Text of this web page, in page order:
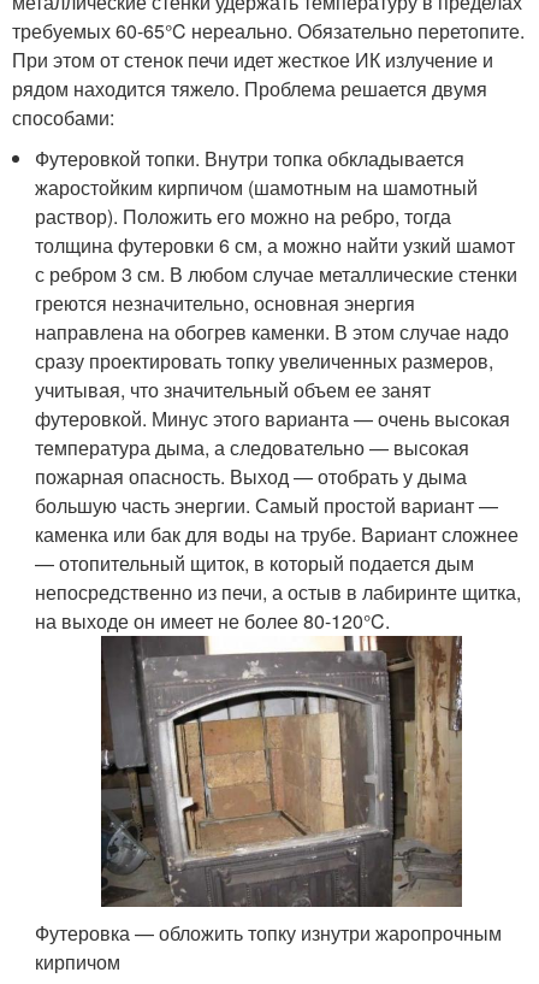
требуемых 60-65°C нереально. Обязательно перетопите.
При этом от стенок печи идет жесткое ИК излучение и
рядом находится тяжело. Проблема решается двумя
способами:
Футеровкой топки. Внутри топка обкладывается
жаростойким кирпичом (шамотным на шамотный
раствор). Положить его можно на ребро, тогда
толщина футеровки 6 см, а можно найти узкий шамот
с ребром 3 см. В любом случае металлические стенки
греются незначительно, основная энергия
направлена на обогрев каменки. В этом случае надо
сразу проектировать топку увеличенных размеров,
учитывая, что значительный объем ее занят
футеровкой. Минус этого варианта — очень высокая
температура дыма, а следовательно — высокая
пожарная опасность. Выход — отобрать у дыма
большую часть энергии. Самый простой вариант —
каменка или бак для воды на трубе. Вариант сложнее
— отопительный щиток, в который подается дым
непосредственно из печи, а остыв в лабиринте щитка,
на выходе он имеет не более 80-120°C.
Футеровка — обложить топку изнутри жаропрочным
кирпичом